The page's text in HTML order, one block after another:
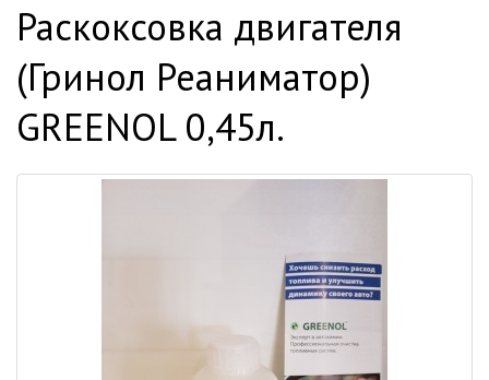
Раскоксовка двигателя
(Гринол Реаниматор)
GREENOL 0,45л.